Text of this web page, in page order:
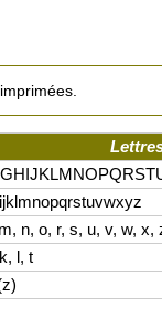
n, o, r, s, u, v, w, x,
l, t